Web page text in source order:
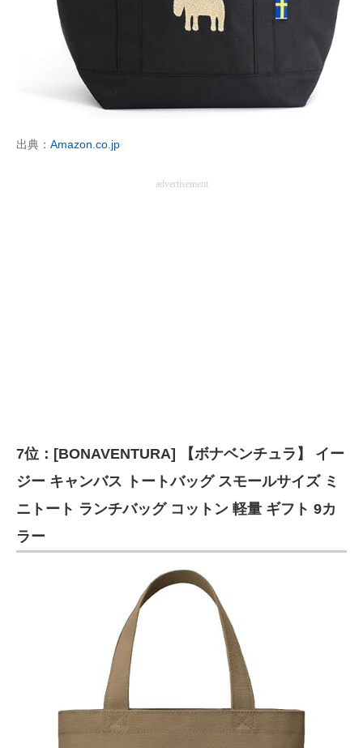
出典： Amazon.co.jp
advertisement
7位：[BONAVENTURA] 【ボナベンチュラ】 イー
ジー キャンバス トートバッグ スモールサイズ ミ
ニトート ランチバッグ コットン 軽量 ギフト 9カ
ラー